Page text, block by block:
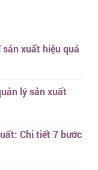
xuất hiệu quả
lý sản xuất
Chi tiết 7 bước